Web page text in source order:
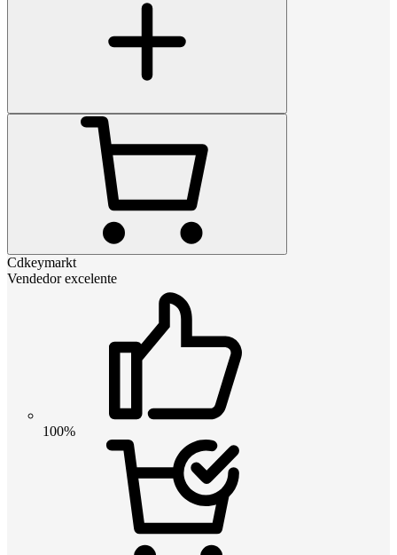
Cdkeymarkt
Vendedor excelente
100%